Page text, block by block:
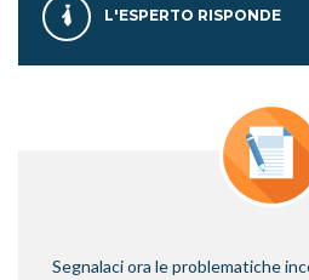
L'ESPERTO RISPONDE
Segnalaci ora le problematiche